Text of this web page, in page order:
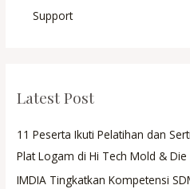
Support
Latest Post
11 Peserta Ikuti Pelatihan dan
Plat Logam di Hi Tech Mold & Die
IMDIA Tingkatkan Kompetensi